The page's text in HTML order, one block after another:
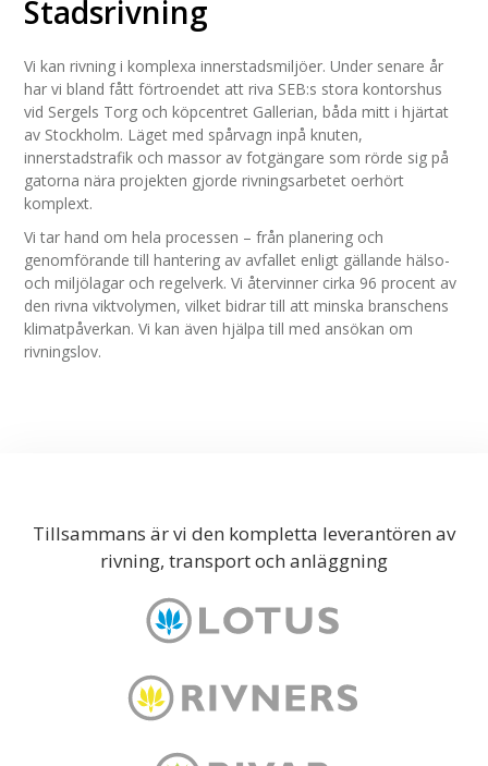
Stadsrivning
Vi kan rivning i komplexa innerstadsmiljöer. Under senare år
har vi bland fått förtroendet att riva SEB:s stora kontorshus
vid Sergels Torg och köpcentret Gallerian, båda mitt i hjärtat
av Stockholm. Läget med spårvagn inpå knuten,
innerstadstrafik och massor av fotgängare som rörde sig på
gatorna nära projekten gjorde rivningsarbetet oerhört
komplext.
Vi tar hand om hela processen – från planering och
genomförande till hantering av avfallet enligt gällande hälso-
och miljölagar och regelverk. Vi återvinner cirka 96 procent av
den rivna viktvolymen, vilket bidrar till att minska branschens
klimatpåverkan. Vi kan även hjälpa till med ansökan om
rivningslov.
Tillsammans är vi den kompletta leverantören av
rivning, transport och anläggning